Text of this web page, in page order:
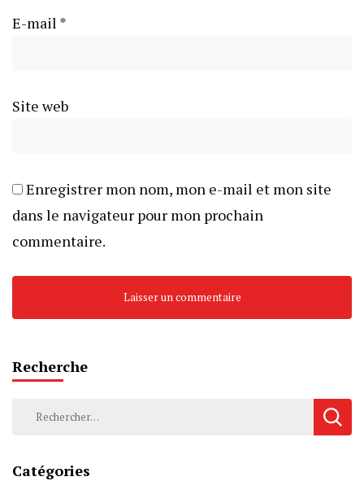
E-mail *
Site web
Enregistrer mon nom, mon e-mail et mon site
dans le navigateur pour mon prochain
commentaire.
Recherche
Rechercher :
Catégories